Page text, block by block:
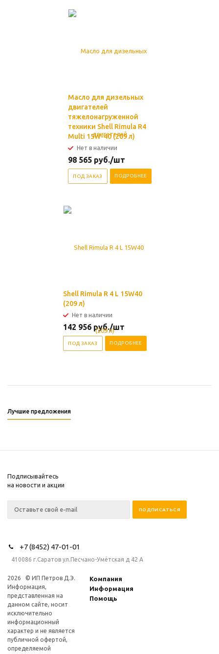
Масло для дизельных
двигателей
тяжелонагруженной
техники Shell Rimula R4
Multi 15W-40 (209 л)
Нет в наличии
98 565 руб./шт
ПОД ЗАКАЗ ПОДРОБНЕЕ
Shell Rimula R 4 L 15W40
(209 л)
Нет в наличии
142 956 руб./шт
ПОД ЗАКАЗ ПОДРОБНЕЕ
Лучшие предложения
Подписывайтесь
на новости и акции
+7 (8452) 47-01-01
410086 г.Саратов ул.Песчано-Умётская д 42 А
2026 © ИП Петров Д.Э.
Информация,
представленная на
данном сайте, носит
исключительно
информационный
характер и не является
публичной офертой,
определяемой
Компания
Информация
Помощь